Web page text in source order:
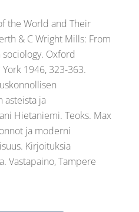
the World and Their
& C Wright Mills: From
sociology. Oxford
1946, 323-363.
asteista ja
Hietaniemi. Teoks. Max
ja moderni
Kirjoituksia
Vastapaino, Tampere